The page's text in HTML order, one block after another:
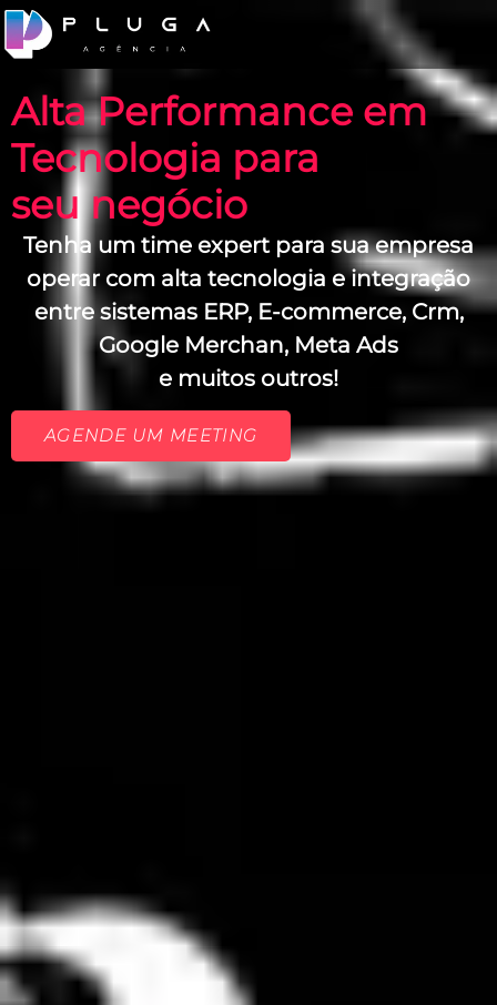
Alta Performance em
Tecnologia para
seu negócio
Tenha um time expert para sua empresa
operar com alta tecnologia e integração
entre sistemas ERP, E-commerce, Crm,
Google Merchan, Meta Ads
e muitos outros!
AGENDE UM MEETING